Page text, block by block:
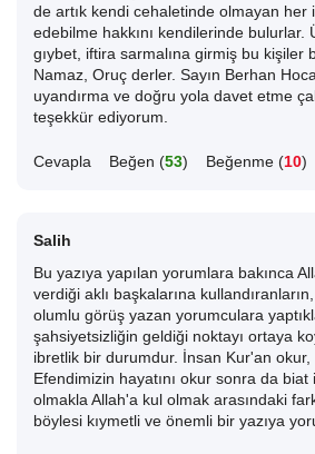
de artık kendi cehaletinde olmayan her
edebilme hakkını kendilerinde bulurlar.
gıybet, iftira sarmalına girmiş bu kişiler
Namaz, Oruç derler. Sayın Berhan
uyandırma ve doğru yola davet etme
teşekkür ediyorum.
Cevapla Beğen (53) Beğenme (10)
Salih
Bu yazıya yapılan yorumlara bakınca
verdiği aklı başkalarına
olumlu görüş yazan yorumculara
şahsiyetsizliğin geldiği noktayı ortaya
ibretlik bir durumdur. İnsan Kur'an
Efendimizin hayatını okur sonra da
olmakla Allah'a kul olmak arasındaki
böylesi kıymetli ve önemli bir yazıya